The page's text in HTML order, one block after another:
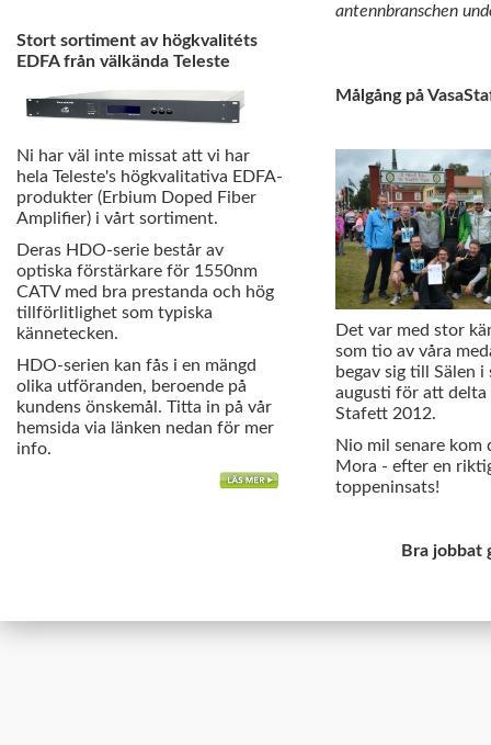
Stort sortiment av högkvalitéts
EDFA från välkända Teleste
Ni har väl inte missat att vi har
hela Teleste's högkvalitativa EDFA-
produkter (Erbium Doped Fiber
Amplifier) i vårt sortiment.
Deras HDO-serie består av
optiska förstärkare för 1550nm
CATV med bra prestanda och hög
tillförlitlighet som typiska
kännetecken.
HDO-serien kan fås i en mängd
olika utföranden, beroende på
kundens önskemål. Titta in på vår
hemsida via länken nedan för mer
info.
antennbranschen
Målgång på
Det var med stor
som tio av våra
begav sig till Sälen
augusti för att delta
Stafett 2012.
Nio mil senare kom
Mora - efter en
toppeninsats!
Bra jobbat